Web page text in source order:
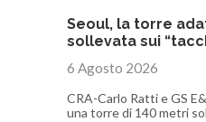
Seoul, la torre
sollevata sui
6 Agosto 2026
CRA-Carlo Ratti e GS
una torre di 140 metri